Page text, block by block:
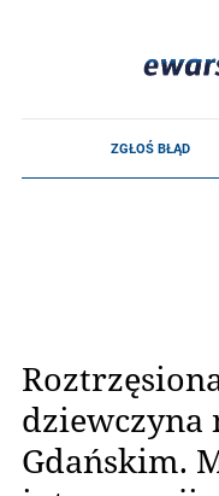
dziewczyna
Gdańskim.